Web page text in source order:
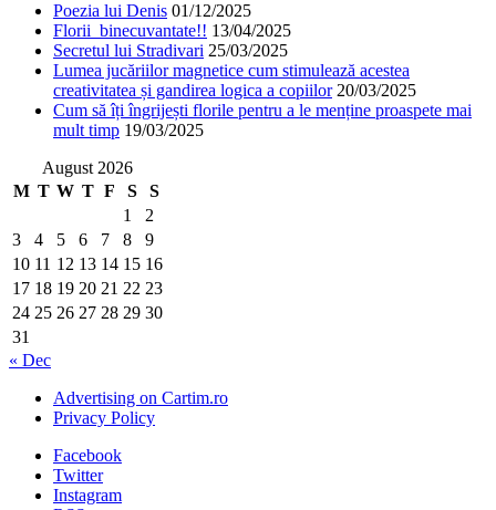
Poezia lui Denis 01/12/2025
Florii binecuvantate!! 13/04/2025
Secretul lui Stradivari 25/03/2025
Lumea jucăriilor magnetice cum stimulează acestea
creativitatea și gandirea logica a copiilor 20/03/2025
Cum să îți îngrijești florile pentru a le menține proaspete mai
mult timp 19/03/2025
August 2026
M T W T F S
S
1
2
3
4 5 6 7 8
9
10 11 12 13 14 15 16
17 18 19 20 21 22 23
24 25 26 27 28 29 30
31
« Dec
Advertising on Cartim.ro
Privacy Policy
Facebook
Twitter
Instagram